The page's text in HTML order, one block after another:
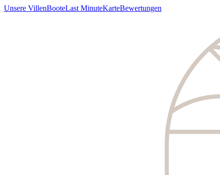
Unsere VillenBooteLast MinuteKarteBewertungen